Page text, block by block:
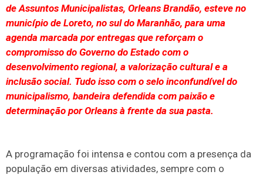
de Assuntos Municipalistas, Orleans Brandão, esteve no
município de Loreto, no sul do Maranhão, para uma
agenda marcada por entregas que reforçam o
compromisso do Governo do Estado com o
desenvolvimento regional, a valorização cultural e a
inclusão social. Tudo isso com o selo inconfundível do
municipalismo, bandeira defendida com paixão e
determinação por Orleans à frente da sua pasta.
A programação foi intensa e contou com a presença da
população em diversas atividades, sempre com o